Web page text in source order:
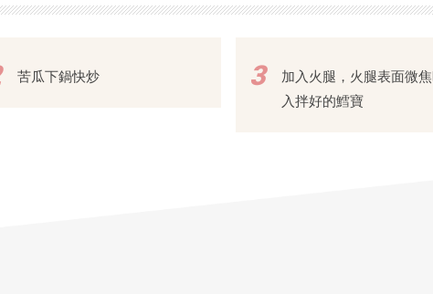
苦瓜下鍋快炒 3
加入火腿，火腿表面微
入拌好的鱈寶